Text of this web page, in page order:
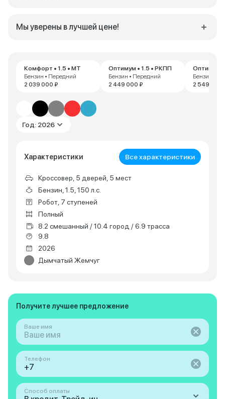
Комфорт • 1.5 • MT
Бензин • Передний
2 039 000 ₽
Оптимум • 1.5 • РКПП
Бензин • Передний
2 449 000 ₽
Оптимум
Бензин •
2 549 000
Год: 2026
Характеристики Все характеристики
Кроссовер, 5 дверей, 5 мест
Бензин, 1.5, 150 л.с.
Робот, 7 ступеней
Полный
8.2 смешанный / 10.4 город / 6.9 трасса
9.8
2026
Дымчатый Жемчуг
Мы уверены в лучшей цене!
Получите лучшее предложение
Ваше имя
Телефон
Способ оплаты